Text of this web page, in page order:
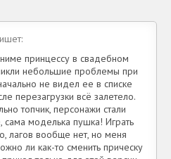
принцессу в свадебном
небольшие проблемы при
не видел ее в списке
перезагрузки всё залетело.
топчик, персонажи стали
сама моделька пушка! Играть
лагов вообще нет, но меня
ли как-то сменить прическу